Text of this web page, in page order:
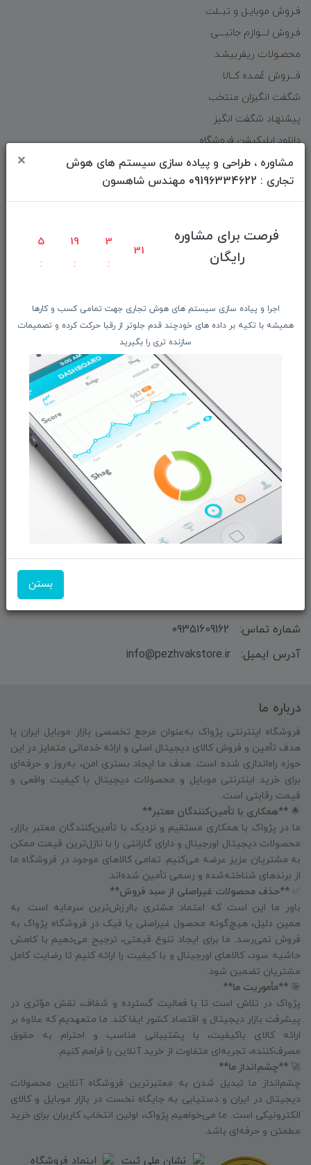
مشاوره ، طراحی و پیاده سازی سیستم های هوش
تجاری : 09196334622 مهندس شاهسون
×
فرصت برای مشاوره
رایگان
5 19 3
30
اجرا و پیاده سازی سیستم های هوش تجاری جهت تمامی کسب و کارها
همیشه با تکیه بر داده های خودچند قدم جلوتر از رقبا حرکت کرده و تصمیمات
سازنده تری را بگیرید
بستن
فـروش موبایـل و تبــلت
فـروش لـــوازم جانبـــی
محصـولات ریفربیشـد
فـــروش عُمـده کــالا
شگفت انگیزان منتخب
پیشنهـاد شگفت انگیز
دانلود اپلیکیشن فروشگاه
دسترسی سریع
راهنمای ثبت سفارش
معرفـــی همکــاران
درباره ما بیشتر بدانید
از تخفیف‌ها و جدیدترین‌های فروشگاه ما باخبر شوید:
ثبت‌نام
ما را در شبکه‌های اجتماعی دنبال کنید:
بازرگانی و فروش محصولات MSI ماتریکس - جناب آقای
شماره تماس:
09351609162
آدرس ایمیل:
info@pezhvakstore.ir
درباره ما
فروشگاه اینترنتی پژواک به‌عنوان مرجع تخصصی بازار موبایل ایران با
هدف تأمین و فروش کالای دیجیتال اصلی و ارائه خدماتی متمایز در این
حوزه راه‌اندازی شده است. هدف ما ایجاد بستری امن، به‌روز و حرفه‌ای
برای خرید اینترنتی موبایل و محصولات دیجیتال با کیفیت واقعی و
قیمت رقابتی است.
🌟 **همکاری با تأمین‌کنندگان معتبر**
ما در پژواک با همکاری مستقیم و نزدیک با تأمین‌کنندگان معتبر بازار،
محصولات دیجیتال اورجینال و دارای گارانتی را با نازل‌ترین قیمت ممکن
به مشتریان عزیز عرضه می‌کنیم. تمامی کالاهای موجود در فروشگاه ما
از برندهای شناخته‌شده و رسمی تأمین شده‌اند.
✅ **حذف محصولات غیراصلی از سبد فروش**
باور ما این است که اعتماد مشتری باارزش‌ترین سرمایه است. به
همین دلیل، هیچ‌گونه محصول غیراصلی یا فیک در فروشگاه پژواک به
فروش نمی‌رسد. ما برای ایجاد تنوع قیمتی، ترجیح می‌دهیم با کاهش
حاشیه سود، کالاهای اورجینال و با کیفیت را ارائه کنیم تا رضایت کامل
مشتریان تضمین شود.
🎯 **مأموریت ما**
پژواک در تلاش است تا با فعالیت گسترده و شفاف، نقش مؤثری در
پیشرفت بازار دیجیتال و اقتصاد کشور ایفا کند. ما متعهدیم که علاوه بر
ارائه کالای باکیفیت، با پشتیبانی مناسب و احترام به حقوق
مصرف‌کننده، تجربه‌ای متفاوت از خرید آنلاین را فراهم کنیم.
🚀 **چشم‌انداز ما**
چشم‌انداز ما تبدیل شدن به معتبرترین فروشگاه آنلاین محصولات
دیجیتال در ایران و دستیابی به جایگاه نخست در بازار موبایل و کالای
الکترونیکی است. ما می‌خواهیم پژواک، اولین انتخاب کاربران برای خرید
مطمئن و حرفه‌ای باشد.